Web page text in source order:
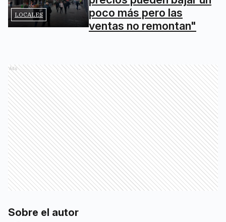
LOCALES
poco más pero las
ventas no remontan"
Ads
Sobre el autor